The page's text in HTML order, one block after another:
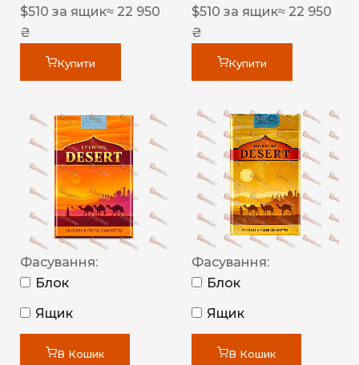
$510 за ящик≈ 22 950
₴
Купити
$510 за ящик≈ 22 950
₴
Купити
Фасування:
Блок
Ящик
В Кошик
Фасування:
Блок
Ящик
В Кошик